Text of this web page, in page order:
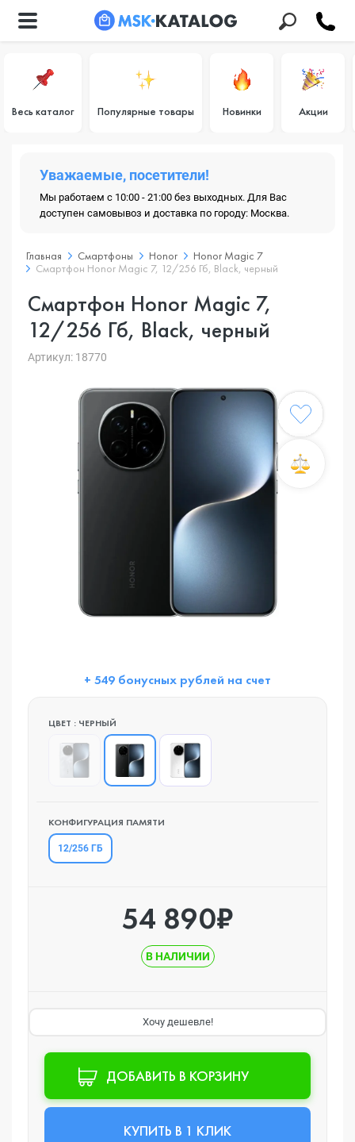
Весь каталог Популярные товары Новинки Акции
Уважаемые, посетители!
Мы работаем с 10:00 - 21:00 без выходных. Для Вас
доступен самовывоз и доставка по городу: Москва.
Главная Смартфоны Honor
Honor Magic 7
Смартфон Honor Magic 7, 12/256 Гб, Black, черный
Смартфон Honor Magic 7,
12/256 Гб, Black, черный
Артикул: 18770
+ 549 бонусных рублей на счет
ЦВЕТ : ЧЕРНЫЙ
КОНФИГУРАЦИЯ ПАМЯТИ
12/256 ГБ
54 890₽
В НАЛИЧИИ
Хочу дешевле!
ДОБАВИТЬ В КОРЗИНУ
КУПИТЬ В 1 КЛИК